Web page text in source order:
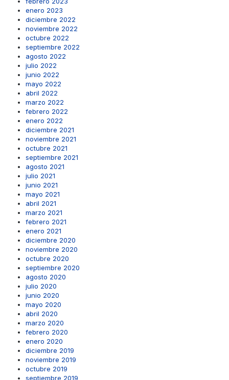
enero 2023
diciembre 2022
noviembre 2022
octubre 2022
septiembre 2022
agosto 2022
julio 2022
junio 2022
mayo 2022
abril 2022
marzo 2022
febrero 2022
enero 2022
diciembre 2021
noviembre 2021
octubre 2021
septiembre 2021
agosto 2021
julio 2021
junio 2021
mayo 2021
abril 2021
marzo 2021
febrero 2021
enero 2021
diciembre 2020
noviembre 2020
octubre 2020
septiembre 2020
agosto 2020
julio 2020
junio 2020
mayo 2020
abril 2020
marzo 2020
febrero 2020
enero 2020
diciembre 2019
noviembre 2019
octubre 2019
septiembre 2019